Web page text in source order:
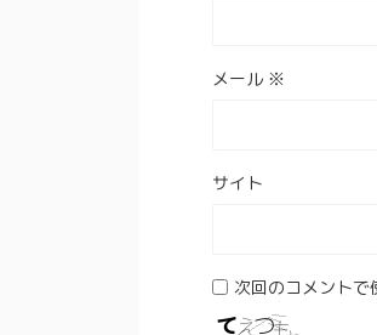
メール ※
サイト
次回のコメントで